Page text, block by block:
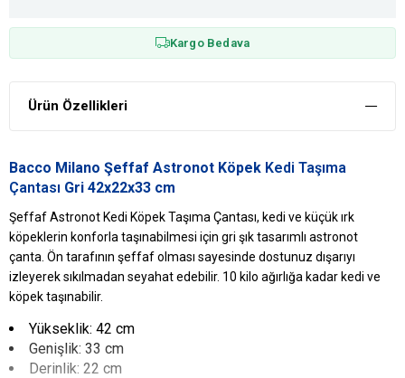
Kargo Bedava
Ürün Özellikleri
Bacco Milano Şeffaf Astronot Köpek Kedi Taşıma
Çantası Gri 42x22x33 cm
Şeffaf Astronot Kedi Köpek Taşıma Çantası, kedi ve küçük ırk
köpeklerin konforla taşınabilmesi için gri şık tasarımlı astronot
çanta. Ön tarafının şeffaf olması sayesinde dostunuz dışarıyı
izleyerek sıkılmadan seyahat edebilir. 10 kilo ağırlığa kadar kedi ve
köpek taşınabilir.
Yükseklik: 42 cm
Genişlik: 33 cm
Derinlik: 22 cm